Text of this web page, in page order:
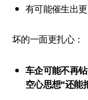
有可能催生出
坏的一面更扎心：
车企可能不再钻研电池安全、车身刚性，转而挖
空心思想“还能